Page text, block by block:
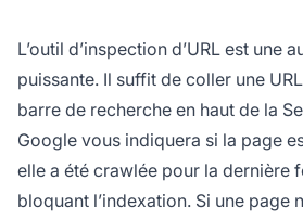
L’outil d’inspection d’URL est une
puissante. Il suffit de coller une
barre de recherche en haut de la
Google vous indiquera si la page
elle a été crawlée pour la dernière
bloquant l’indexation. Si une page